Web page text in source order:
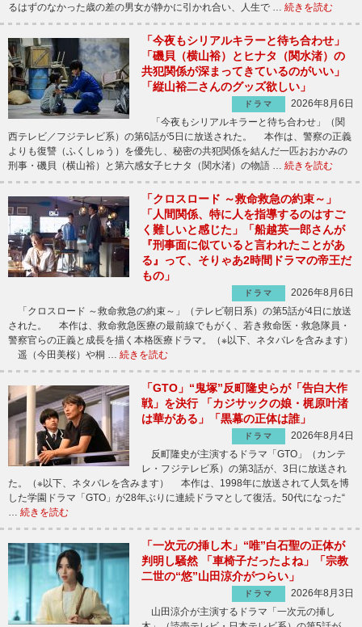
るはずのなかった歳の差の男女が静かに引かれ合い、人生で … 続きを読む
「今夜もシリアルキラーと待ち合わせ」
「磯貝（横山裕）とヒナタ（関水渚）の
共犯関係が深まってきているのがいい」
「縦山裕二さんのグッズ欲しい」
ドラマ
2026年8月6日
「今夜もシリアルキラーと待ち合わせ」（関
西テレビ／フジテレビ系）の第6話が5日に放送された。 本作は、警察の正義
よりも復讐（ふくしゅう）を優先し、秘密の共犯関係を結んだ一匹おおかみの
刑事・磯貝（横山裕）と第六感女子ヒナタ（関水渚）の物語 … 続きを読む
「クロスロード ～救命救急の約束～」
「人間関係、特に人を指導するのはすご
く難しいと感じた」「船越英一郎さんが
『刑事面に似ていると言われたことがあ
る』って、そりゃあ2時間ドラマの帝王だ
もの」
ドラマ
2026年8月6日
「クロスロード ～救命救急の約束～」（テレビ朝日系）の第5話が4日に放送
された。 本作は、救命救急医療の最前線でもがく、若き救命医・救急隊員・
警察官らの正義と成長を描く本格医療ドラマ。（※以下、ネタバレを含みます）
遥（今田美桜）や桐 … 続きを読む
「GTO」“鬼塚”反町隆史らが「告白大作
戦」を決行 「カジサックの娘・梶原叶渚
は華がある」「黒幕の正体は誰」
ドラマ
2026年8月4日
反町隆史が主演するドラマ「GTO」（カンテ
レ・フジテレビ系）の第3話が、3日に放送され
た。（※以下、ネタバレを含みます） 本作は、1998年に放送されて人気を博
した学園ドラマ「GTO」が28年ぶりに連続ドラマとして復活。50代になった“
… 続きを読む
「一次元の挿し木」“唯”白石聖の正体が
判明し騒然 「車椅子だったよね」「宗教
二世の“悠”山田涼介がつらい」
ドラマ
2026年8月3日
山田涼介が主演するドラマ「一次元の挿し